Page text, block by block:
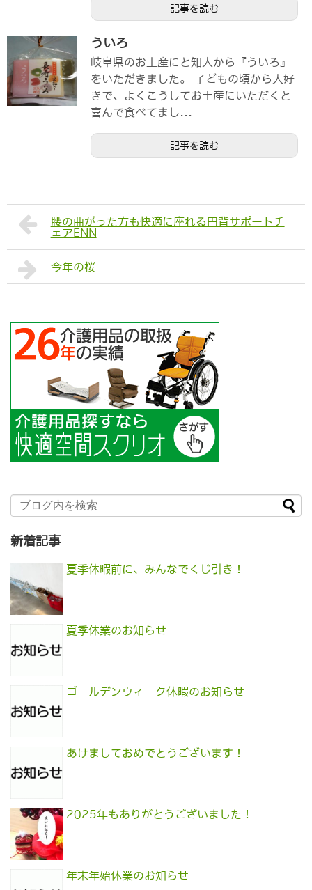
記事を読む
ういろ
岐阜県のお土産にと知人から『ういろ』
をいただきました。 子どもの頃から大好
きで、よくこうしてお土産にいただくと
喜んで食べてまし...
記事を読む
腰の曲がった方も快適に座れる円背サポートチ
ェアENN
今年の桜
新着記事
夏季休暇前に、みんなでくじ引き！
夏季休業のお知らせ
ゴールデンウィーク休暇のお知らせ
あけましておめでとうございます！
2025年もありがとうございました！
年末年始休業のお知らせ